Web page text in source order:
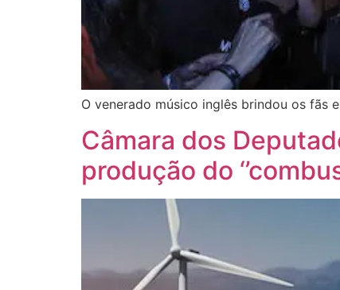
O venerado músico inglês brindou os fãs
Câmara dos
produção do